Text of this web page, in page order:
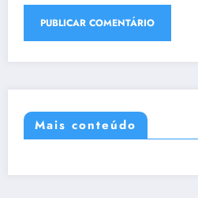
Mais conteúdo